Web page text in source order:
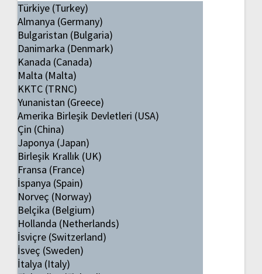
Türkiye (Turkey)
Almanya (Germany)
Bulgaristan (Bulgaria)
Danimarka (Denmark)
Kanada (Canada)
Malta (Malta)
KKTC (TRNC)
Yunanistan (Greece)
Amerika Birleşik Devletleri (USA)
Çin (China)
Japonya (Japan)
Birleşik Krallık (UK)
Fransa (France)
İspanya (Spain)
Norveç (Norway)
Belçika (Belgium)
Hollanda (Netherlands)
İsviçre (Switzerland)
İsveç (Sweden)
İtalya (Italy)